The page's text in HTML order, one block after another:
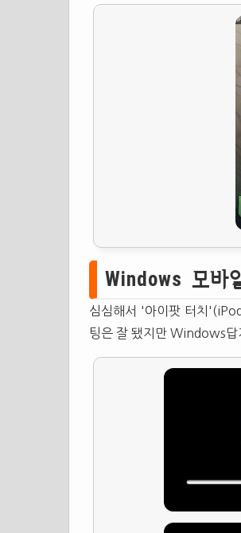
Windows 모바
심심해서 '아이팟 터치
팅은 잘 됐지만 Windows답